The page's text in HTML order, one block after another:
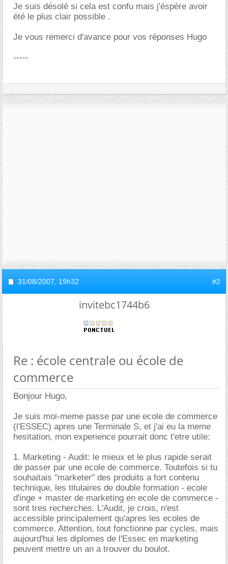
Je suis désolé si cela est confu mais j'éspère avoir
été le plus clair possible .
Je vous remerci d'avance pour vos réponses Hugo
-----
31/08/2007, 19h32 #2
invitebc1744b6
Re : école centrale ou école de
commerce
Bonjour Hugo,
Je suis moi-meme passe par une ecole de commerce
(l'ESSEC) apres une Terminale S, et j'ai eu la meme
hesitation, mon experience pourrait donc t'etre utile:
1. Marketing - Audit: le mieux et le plus rapide serait
de passer par une ecole de commerce. Toutefois si tu
souhaitais "marketer" des produits a fort contenu
technique, les titulaires de double formation - ecole
d'inge + master de marketing en ecole de commerce -
sont tres recherches. L'Audit, je crois, n'est
accessible principalement qu'apres les ecoles de
commerce. Attention, tout fonctionne par cycles, mais
aujourd'hui les diplomes de l'Essec en marketing
peuvent mettre un an a trouver du boulot.